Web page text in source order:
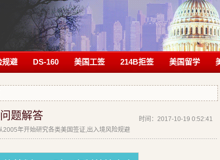
规避 DS-160 美国工签 214B拒签 美国留学
时间：2017-10-19 0:52:41
题解答
2005年开始研究各类美国签证,出入境风险规避